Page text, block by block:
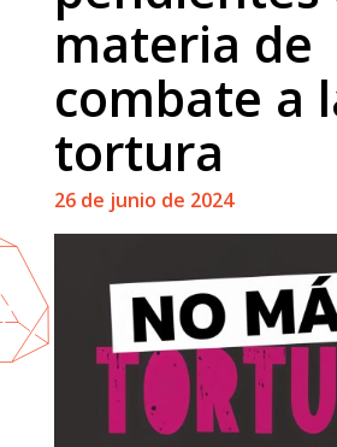
materia de
combate a
tortura
26 de junio de 2024